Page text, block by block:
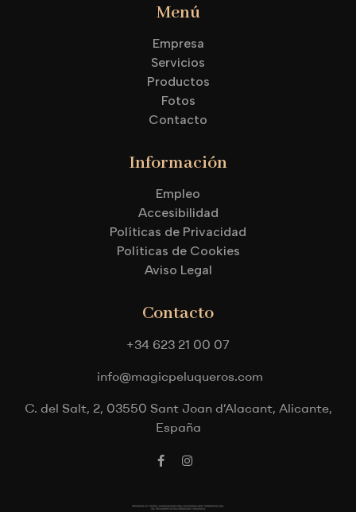
Menú
Empresa
Servicios
Productos
Fotos
Contacto
Información
Empleo
Accesibilidad
Políticas de Privacidad
Políticas de Cookies
Aviso Legal
Contacto
+34 623 21 00 07
info@magicpeluqueros.com
C. del Salt, 2, 03550 Sant Joan d’Alacant, Alicante,
España